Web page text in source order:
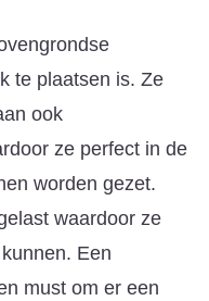
te plaatsen is. Ze
ook
ze perfect in de
worden gezet.
waardoor ze
Een
must om er een